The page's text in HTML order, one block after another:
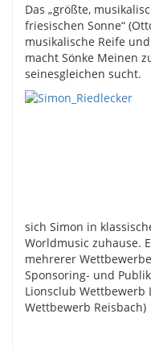
Das „größte,
friesischen Sonne“
musikalische Reife
macht Sönke Meinen
seinesgleichen sucht.
sich Simon in
Worldmusic zuhause.
mehrerer
Sponsoring- und
Lionsclub Wettbewerb
Wettbewerb Reisbach)